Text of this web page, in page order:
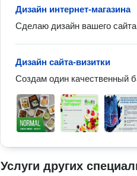
Дизайн интернет-магазина
Сделаю дизайн вашего
Дизайн сайта-визитки
Создам один качественный
Услуги других